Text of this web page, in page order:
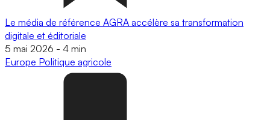
Le média de référence AGRA accélère sa transformation
digitale et éditoriale
5 mai 2026 - 4 min
Europe Politique agricole